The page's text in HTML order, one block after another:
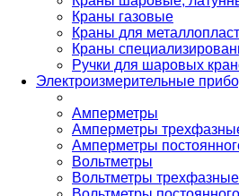
Краны газовые
Краны для
Краны
Ручки для шаровых
Электроизмерительные
Амперметры
Амперметры
Амперметры
Вольтметры
Вольтметры трехфазные